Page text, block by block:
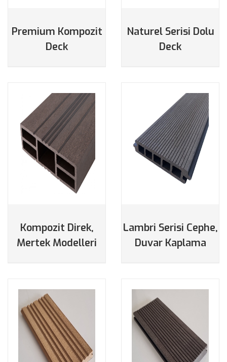
Premium Kompozit
Deck
Naturel Serisi Dolu
Deck
Kompozit Direk,
Mertek Modelleri
Lambri Serisi Cephe,
Duvar Kaplama